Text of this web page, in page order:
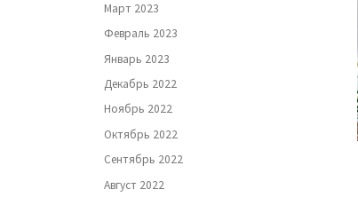
Март 2023
Февраль 2023
Январь 2023
Декабрь 2022
Ноябрь 2022
Октябрь 2022
Сентябрь 2022
Август 2022